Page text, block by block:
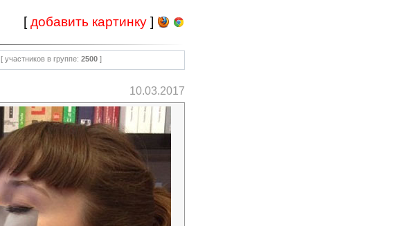
[добавить картинку ]
[ участников в группе: 2500]
10.03.2017